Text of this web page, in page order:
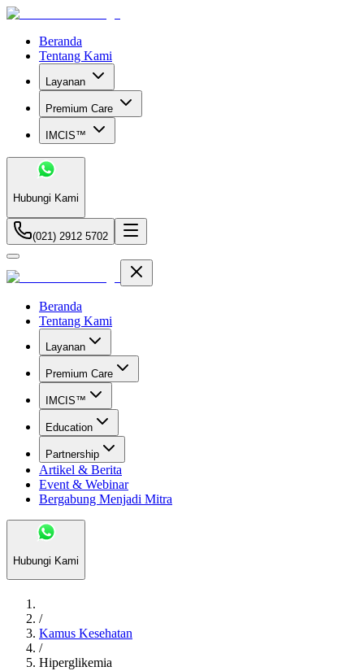
Beranda
Tentang Kami
Layanan
Premium Care
IMCIS™
Hubungi Kami
(021) 2912 5702
Beranda
Tentang Kami
Layanan
Premium Care
IMCIS™
Education
Partnership
Artikel & Berita
Event & Webinar
Bergabung Menjadi Mitra
Hubungi Kami
/
Kamus Kesehatan
/
Hiperglikemia